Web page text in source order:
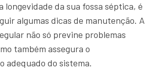
longevidade da sua fossa séptica, é
algumas dicas de manutenção. A
não só previne problemas
também assegura o
adequado do sistema.